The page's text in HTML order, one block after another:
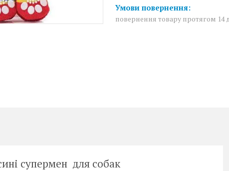
повернення товару протягом 14
супермен для собак